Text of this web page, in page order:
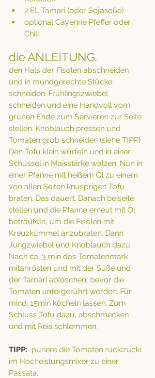
2 EL Tamari (oder Sojasoße)
optional Cayenne Pfeffer oder
Chili
die ANLEITUNG.
den Hals der Fisolen abschneiden
und in mundgerechte Stücke
schneiden. Frühlingszwiebel
schneiden und eine Handvoll vom
grünen Ende zum Servieren zur Seite
stellen. Knoblauch pressen und
Tomaten grob schneiden (siehe TIPP)
Den Tofu klein würfeln und in einer
Schüssel in Maisstärke wälzen. Nun in
einer Pfanne mit heißem Öl zu einem
von allen Seiten knusprigen Tofu
braten. Das dauert. Danach beiseite
stellen und die Pfanne erneut mit Öl
beträufeln, um die Fisolen mit
Kreuzkümmel anzubraten. Dann
Jungzwiebel und Knoblauch dazu.
Nach ca. 3 min das Tomatenmark
mitanrösten und mit der Süße und
der Tamari ablöschen, bevor die
Tomaten untergerührt werden. Für
mind. 15min köcheln lassen. Zum
Schluss Tofu dazu, abschmecken
und mit Reis schlemmen.
TIPP: püriere die Tomaten ruckizucki
im Hocheistungsmixer zu einer
Passata.